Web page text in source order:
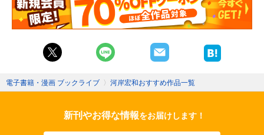
電子書籍・漫画 ブックライブ 〉 河岸宏和おすすめ作品一覧
新刊やお得な情報をお届けします！